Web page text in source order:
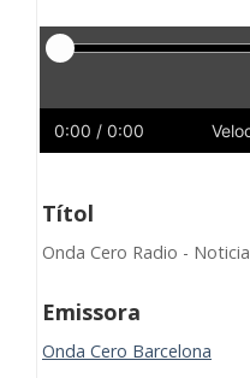
0:00 / 0:00
Títol
Onda Cero Radio -
Emissora
Onda Cero Barcelona